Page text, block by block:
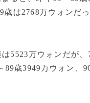
は2768万ウォンだ
5523万ウォンだが
歳3949万ウォン、